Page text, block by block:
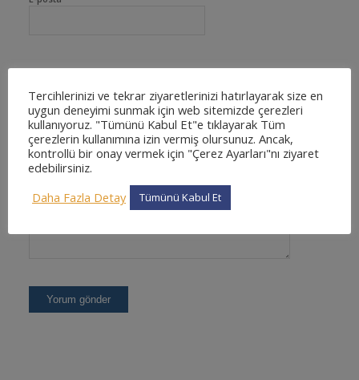
Tercihlerinizi ve tekrar ziyaretlerinizi hatırlayarak size en
uygun deneyimi sunmak için web sitemizde çerezleri
kullanıyoruz. "Tümünü Kabul Et"e tıklayarak Tüm
çerezlerin kullanımına izin vermiş olursunuz. Ancak,
kontrollü bir onay vermek için "Çerez Ayarları"nı ziyaret
edebilirsiniz.
Daha Fazla Detay
Tümünü Kabul Et